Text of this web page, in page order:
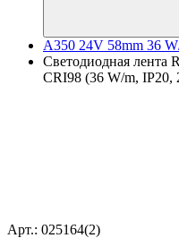
A350 24V 58mm 36
Светодиодная лента
CRI98 (36 W/m,
Арт.: 025164(2)